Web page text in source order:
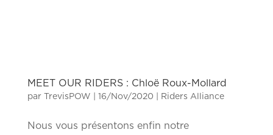
MEET OUR RIDERS : Chloë Roux-Mollard
par TrevisPOW 16/Nov/2020 Riders Alliance
Nous vous présentons enfin notre